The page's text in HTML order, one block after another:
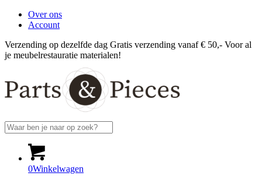
Over ons
Account
Verzending op dezelfde dag Gratis verzending vanaf € 50,- Voor al
je meubelrestauratie materialen!
0Winkelwagen